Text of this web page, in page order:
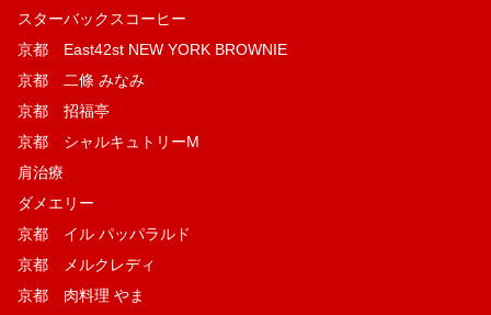
スターバックスコーヒー
京都 East42st NEW YORK BROWNIE
京都 二條 みなみ
京都 招福亭
京都 シャルキュトリーM
肩治療
ダメエリー
京都 イル パッパラルド
京都 メルクレディ
京都 肉料理 やま